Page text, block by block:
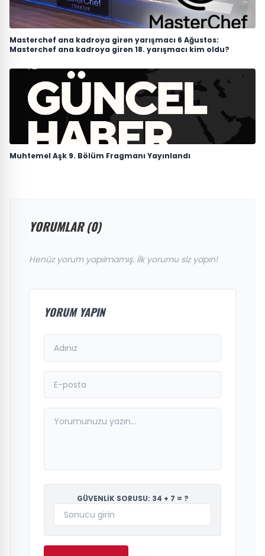
Masterchef ana kadroya giren yarışmacı 6 Ağustos:
Masterchef ana kadroya giren 18. yarışmacı kim oldu?
Muhtemel Aşk 9. Bölüm Fragmanı Yayınlandı
YORUMLAR (0)
Henüz yorum yapılmamış. İlk yorumu siz yapın!
YORUM YAPIN
GÜVENLİK SORUSU: 34 + 7 = ?